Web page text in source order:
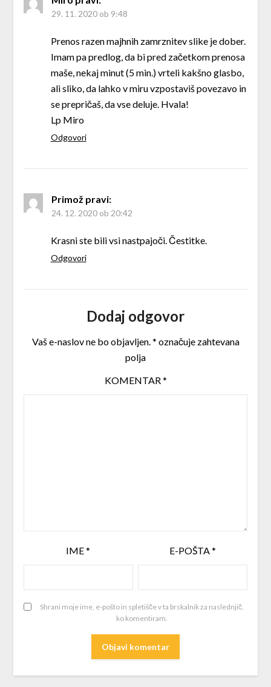
29. 11. 2020 ob 9:48
Prenos razen majhnih zamrznitev slike je dober.
Imam pa predlog, da bi pred začetkom prenosa
maše, nekaj minut (5 min.) vrteli kakšno glasbo,
ali sliko, da lahko v miru vzpostaviš povezavo in
se prepričaš, da vse deluje. Hvala!
Lp Miro
Odgovori
Primož pravi:
24. 12. 2020 ob 20:42
Krasni ste bili vsi nastpajoči. Čestitke.
Odgovori
Dodaj odgovor
Vaš e-naslov ne bo objavljen.* označuje zahtevana
polja
KOMENTAR*
IME* E-POŠTA*
Shrani moje ime, e-pošto in spletišče v ta brskalnik za naslednjič,
ko komentiram.